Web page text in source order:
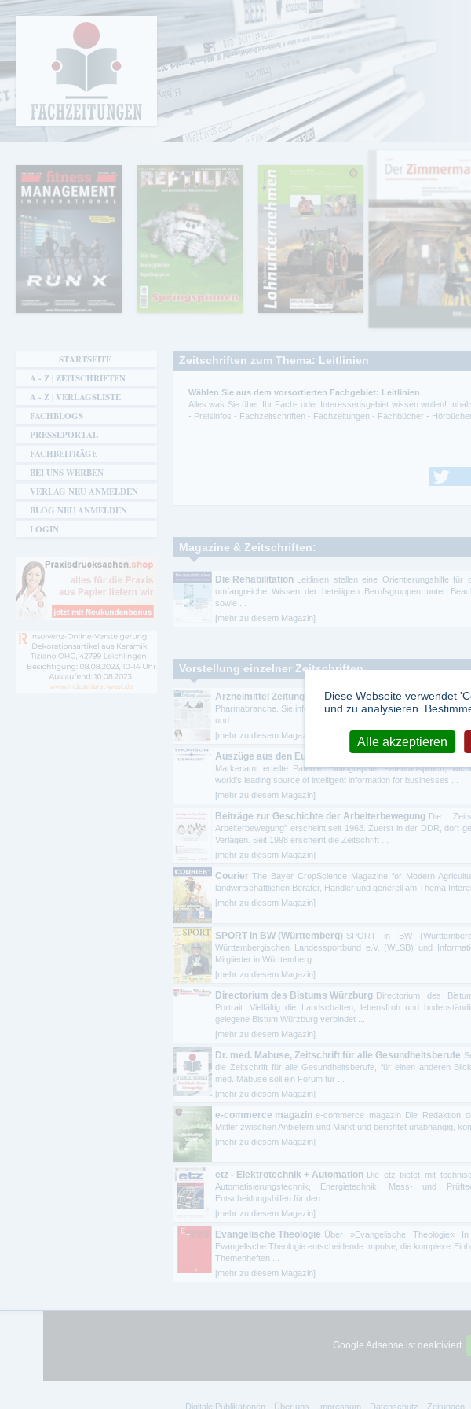
Fachzeitungen.de - Das unabhängige Portal
für Fachmagazine Fachpublikationen &
eBooks
Zeitschriften zum Thema: Leitlinien
Wählen Sie aus dem vorsortierten Fachgebiet: Leitlinien
Alles was Sie über Ihr Fach- oder Interessensgebiet wissen wollen!
- Preisinfos - Fachzeitschriften - Fachzeitungen - Fachbücher -
Magazine & Zeitschriften:
Die Rehabilitation
Leitlinien stellen eine Orientierungshilfe
umfangreiche Wissen der beteiligten Berufsgruppen unter
sowie ...
[mehr zu diesem Magazin]
Vorstellung einzelner Zeitschriften
Arzneimittel Zeitung
Die Arneimittel Zeitung ist die
Pharmabranche. Sie informiert branchenspezifisch über
und ...
[mehr zu diesem Magazin]
Auszüge aus den Europäischen Patentschriften (3
Markenamt erteilte Patente. Bibliographie, Patentanspruch,
world’s leading source of intelligent information for businesses ...
[mehr zu diesem Magazin]
Beiträge zur Geschichte der Arbeiterbewegung Die
Arbeiterbewegung" erscheint seit 1968. Zuerst in der DDR, dort
Verlagen. Seit 1998 erscheint die Zeitschrift ...
[mehr zu diesem Magazin]
Courier The Bayer CropScience Magazine for Modern
landwirtschaftlichen Berater, Händler und generell am Thema
[mehr zu diesem Magazin]
SPORT in BW (Württemberg) SPORT in BW
Württembergischen Landessportbund e.V. (WLSB) und
Mitglieder in Württemberg. ...
[mehr zu diesem Magazin]
Directorium des Bistums Würzburg Directorium des
Portrait: Vielfältig die Landschaften, lebensfroh und
gelegene Bistum Würzburg verbindet ...
[mehr zu diesem Magazin]
Dr. med. Mabuse, Zeitschrift für alle Gesundheitsberufe
die Zeitschrift für alle Gesundheitsberufe, für einen anderen
med. Mabuse soll ein Forum für ...
[mehr zu diesem Magazin]
e-commerce magazin e-commerce magazin Die Redaktion
Mittler zwischen Anbietern und Markt und berichtet unabhängig,
[mehr zu diesem Magazin]
etz - Elektrotechnik + Automation Die etz bietet mit
Automatisierungstechnik, Energietechnik, Mess- und
Entscheidungshilfen für den ...
[mehr zu diesem Magazin]
Evangelische Theologie
Über »Evangelische Theologie«
Evangelische Theologie entscheidende Impulse, die komplexe
Themenheften ...
[mehr zu diesem Magazin]
STARTSEITE
A - Z | ZEITSCHRIFTEN
A - Z | VERLAGSLISTE
FACHBLOGS
PRESSEPORTAL
FACHBEITRÄGE
BEI UNS WERBEN
VERLAG NEU ANMELDEN
BLOG NEU ANMELDEN
LOGIN
Google Adsense ist deaktiviert.
Digitale Publikationen Über uns Impressum Datenschutz Zeitungen
Diese Webseite verwendet
und zu analysieren.
Alle akzeptieren